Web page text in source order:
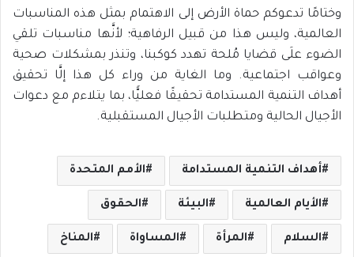
وختامًا تدعوكم حماة الأرض إلى الاهتمام بمثل هذه المناسبات
العالمية، وليس هذا من قبيل الرفاهية؛ لأنَّها مناسبات تلقي
الضوء علَى قضايا مُلحة تهدد كوكبنا، وتنذر بمشكلات صحية
وعواقب اجتماعية. وما الغاية من وراء كل هذا إلَّا تحقيق
أهداف التنمية المستدامة تحقيقًا فعليًّا، بما يتلاءم مع دعوات
الأجيال الحالية ومتطلبات الأجيال المستقبلية.
أهداف التنمية المستدامة الأمم المتحدة
الأيام العالمية البيئة الحقوق
السلام المرأة المساواة المناخ